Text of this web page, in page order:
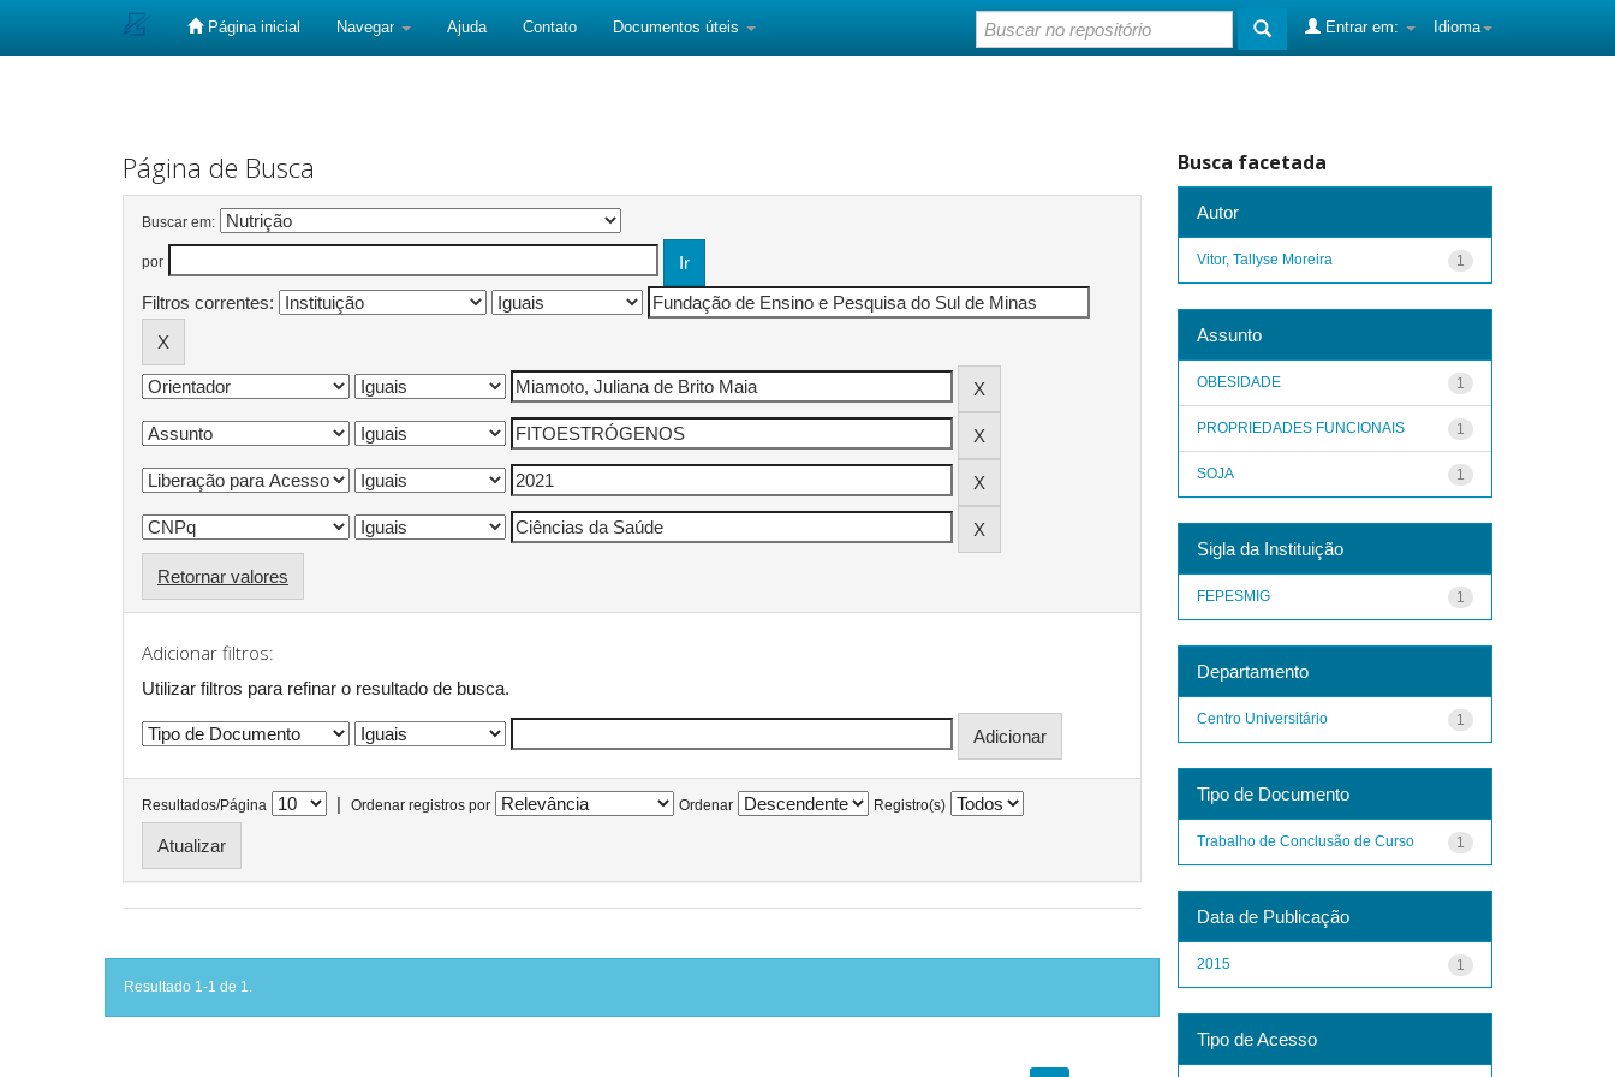
Página inicial Navegar Ajuda Contato Documentos úteis Idioma
Entrar em:
Página de Busca
Buscar em:
por
Filtros correntes:
Retornar valores
Adicionar filtros:
Utilizar filtros para refinar o resultado de busca.
Resultados/Página | Ordenar registros por Ordenar Registro(s)
Resultado 1-1 de 1.
Busca facetada
Autor
1
Vitor, Tallyse Moreira
Assunto
1
OBESIDADE
1
PROPRIEDADES FUNCIONAIS
1
SOJA
Sigla da Instituição
1
FEPESMIG
Departamento
1
Centro Universitário
Tipo de Documento
1
Trabalho de Conclusão de Curso
Data de Publicação
1
2015
Tipo de Acesso